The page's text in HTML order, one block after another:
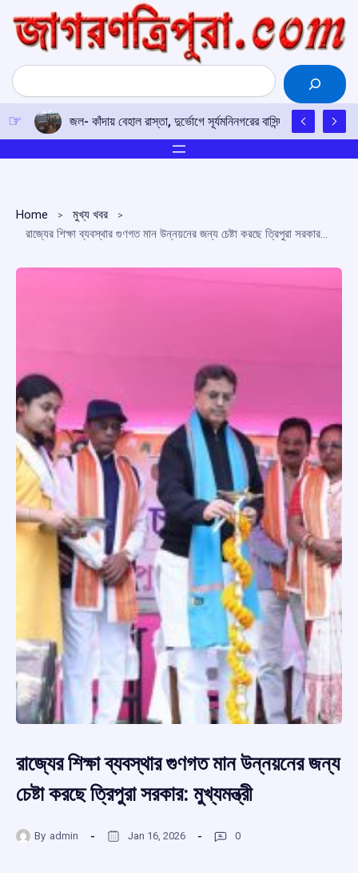
content
Search
জল- কাঁদায় বেহাল রাস্তা, দুর্ভোগে সূর্যমনিনগরের বাসিন্দারা
Home
মুখ্য খবর
রাজ্যের শিক্ষা ব্যবস্থার গুণগত মান উন্নয়নের জন্য চেষ্টা করছে ত্রিপুরা সরকার: মুখ্যমন্ত্রী
রাজ্যের শিক্ষা ব্যবস্থার গুণগত মান উন্নয়নের জন্য
চেষ্টা করছে ত্রিপুরা সরকার: মুখ্যমন্ত্রী
By admin Jan 16, 2026 0